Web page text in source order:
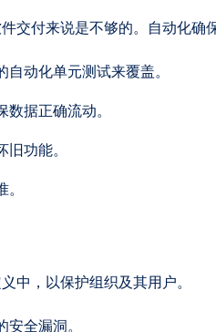
交付来说是不够的。自动化确
动化单元测试来覆盖。
据正确流动。
功能。
中，以保护组织及其用户。
全漏洞。